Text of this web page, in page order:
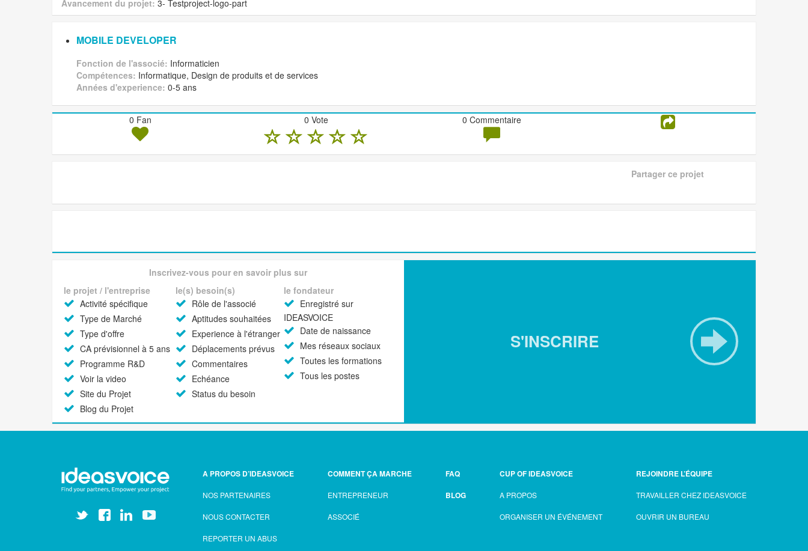
Avancement du projet: 3- Testproject-logo-part
MOBILE DEVELOPER
Fonction de l'associé: Informaticien
Compétences: Informatique, Design de produits et de services
Années d'experience: 0-5 ans
0 Fan 0 Vote 0 Commentaire
Partager ce projet
Inscrivez-vous pour en savoir plus sur
le projet / l'entreprise
Activité spécifique
Type de Marché
Type d'offre
CA prévisionnel à 5 ans
Programme R&D
Voir la video
Site du Projet
Blog du Projet
le(s) besoin(s)
Rôle de l'associé
Aptitudes souhaitées
Experience à l'étranger
Déplacements prévus
Commentaires
Echéance
Status du besoin
le fondateur
Enregistré sur
IDEASVOICE
Date de naissance
Mes réseaux sociaux
Toutes les formations
Tous les postes
S'INSCRIRE
A PROPOS D’IDEASVOICE
NOS PARTENAIRES
NOUS CONTACTER
REPORTER UN ABUS
COMMENT ÇA MARCHE
ENTREPRENEUR
ASSOCIÉ
FAQ
BLOG
CUP OF IDEASVOICE
A PROPOS
ORGANISER UN ÉVÉNEMENT
REJOINDRE L’ÉQUIPE
TRAVAILLER CHEZ IDEASVOICE
OUVRIR UN BUREAU